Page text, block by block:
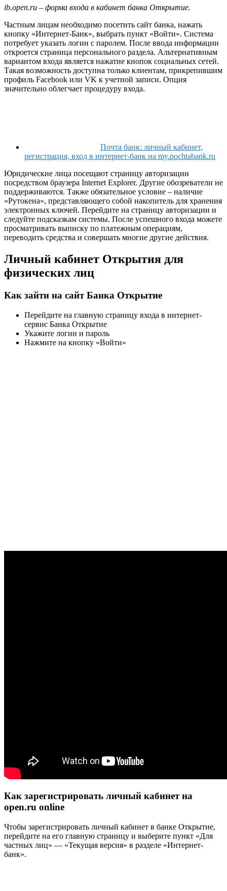
ib.open.ru – форма входа в кабинет банка Открытие.
Частным лицам необходимо посетить сайт банка, нажать
кнопку «Интернет-Банк», выбрать пункт «Войти». Система
потребует указать логин с паролем. После ввода информации
откроется страница персонального раздела. Альтернативным
вариантом входа является нажатие кнопок социальных сетей.
Такая возможность доступна только клиентам, прикрепившим
профиль Facebook или VK к учетной записи. Опция
значительно облегчает процедуру входа.
Почта банк: личный кабинет,
регистрация, вход в интернет-банк на my.pochtabank.ru
Юридические лица посещают страницу авторизации
посредством браузера Internet Explorer. Другие обозреватели не
поддерживаются. Также обязательное условие – наличие
«Рутокена», представляющего собой накопитель для хранения
электронных ключей. Перейдите на страницу авторизации и
следуйте подсказкам системы. После успешного входа можете
просматривать выписку по платежным операциям,
переводить средства и совершать многие другие действия.
Личный кабинет Открытия для
физических лиц
Как зайти на сайт Банка Открытие
Перейдите на главную страницу входа в интернет-
сервис Банка Открытие
Укажите логин и пароль
Нажмите на кнопку «Войти»
Как зарегистрировать личный кабинет на
open.ru online
Чтобы зарегистрировать личный кабинет в банке Открытие,
перейдите на его главную страницу и выберите пункт «Для
частных лиц» — «Текущая версия» в разделе «Интернет-
банк».